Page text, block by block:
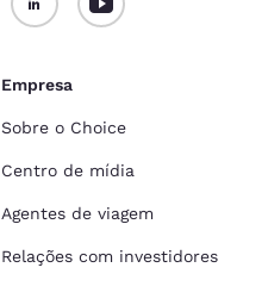
Empresa
Sobre o Choice
Centro de mídia
Agentes de viagem
Relações com investidores